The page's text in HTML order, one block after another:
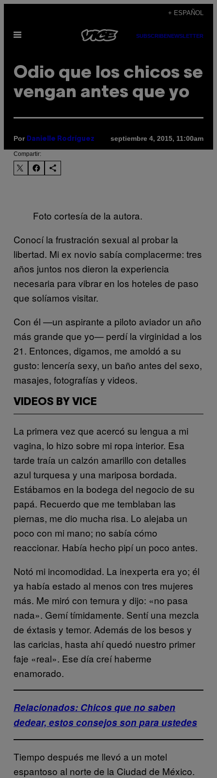
contenido
+ ESPAÑOL
Abrir
SUBSCRIBENEWSLETTER
Odio que los chicos se
vengan antes que yo
Por Danielle Rodríguez septiembre 4, 2015, 11:00am
Compartir:
Foto cortesía de la autora.
Conocí la frustración sexual al probar la
libertad. Mi ex novio sabía complacerme: tres
años juntos nos dieron la experiencia
necesaria para vibrar en los hoteles de paso
que solíamos visitar.
Con él —un aspirante a piloto aviador un año
más grande que yo— perdí la virginidad a los
21. Entonces, digamos, me amoldó a su
gusto: lencería sexy, un baño antes del sexo,
masajes, fotografías y videos.
VIDEOS BY VICE
La primera vez que acercó su lengua a mi
vagina, lo hizo sobre mi ropa interior. Esa
tarde traía un calzón amarillo con detalles
azul turquesa y una mariposa bordada.
Estábamos en la bodega del negocio de su
papá. Recuerdo que me temblaban las
piernas, me dio mucha risa. Lo alejaba un
poco con mi mano; no sabía cómo
reaccionar. Había hecho pipí un poco antes.
Notó mi incomodidad. La inexperta era yo; él
ya había estado al menos con tres mujeres
más. Me miró con ternura y dijo: «no pasa
nada». Gemí tímidamente. Sentí una mezcla
de éxtasis y temor. Además de los besos y
las caricias, hasta ahí quedó nuestro primer
faje «real». Ese día creí haberme
enamorado.
Relacionados: Chicos que no saben
dedear, estos consejos son para ustedes
Tiempo después me llevó a un motel
espantoso al norte de la Ciudad de México.